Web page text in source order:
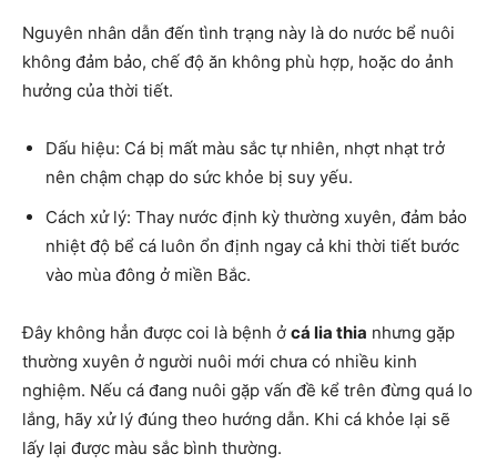
Nguyên nhân dẫn đến tình trạng này là do nước bể nuôi
không đảm bảo, chế độ ăn không phù hợp, hoặc do ảnh
hưởng của thời tiết.
Dấu hiệu: Cá bị mất màu sắc tự nhiên, nhợt nhạt trở
nên chậm chạp do sức khỏe bị suy yếu.
Cách xử lý: Thay nước định kỳ thường xuyên, đảm bảo
nhiệt độ bể cá luôn ổn định ngay cả khi thời tiết bước
vào mùa đông ở miền Bắc.
Đây không hẳn được coi là bệnh ở cá lia thia nhưng gặp
thường xuyên ở người nuôi mới chưa có nhiều kinh
nghiệm. Nếu cá đang nuôi gặp vấn đề kể trên đừng quá lo
lắng, hãy xử lý đúng theo hướng dẫn. Khi cá khỏe lại sẽ
lấy lại được màu sắc bình thường.